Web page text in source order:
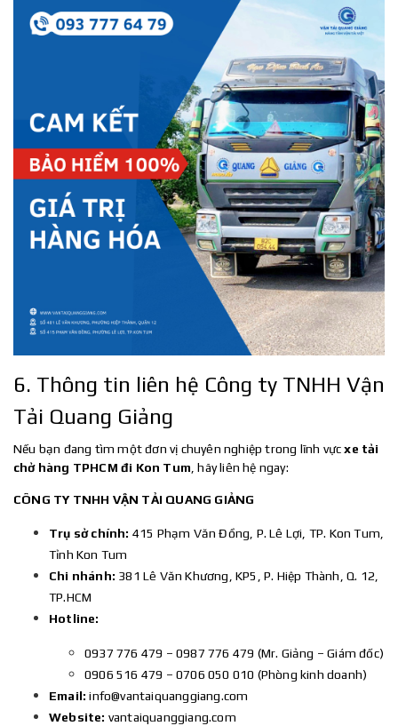
6. Thông tin liên hệ Công ty TNHH Vận
Tải Quang Giảng
Nếu bạn đang tìm một đơn vị chuyên nghiệp trong lĩnh vựcxe tải
chở hàng TPHCM đi Kon Tum , hãy liên hệ ngay:
CÔNG TY TNHH VẬN TẢI QUANG GIẢNG
Trụ sở chính: 415 Phạm Văn Đồng, P. Lê Lợi, TP. Kon Tum,
Tỉnh Kon Tum
Chi nhánh: 381 Lê Văn Khương, KP5, P. Hiệp Thành, Q. 12,
TP.HCM
Hotline:
0937 776 479 – 0987 776 479 (Mr. Giảng – Giám đốc)
0906 516 479 – 0706 050 010 (Phòng kinh doanh)
Email: info@vantaiquanggiang.com
Website: vantaiquanggiang.com